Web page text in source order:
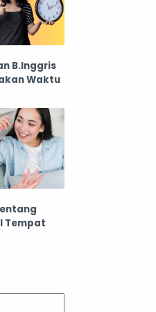
B.Inggris
Waktu
Tempat